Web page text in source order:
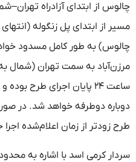
مسیر از ابتدای پل زنگوله
مرزن‌آباد به سمت تهران (شمال
ساعت ۲۴ پایان اجرای طرح
دوباره دوطرفه خواهد شد. در
طرح زودتر از زمان اعلام‌شده
سردار کرمی اسد با اشاره به